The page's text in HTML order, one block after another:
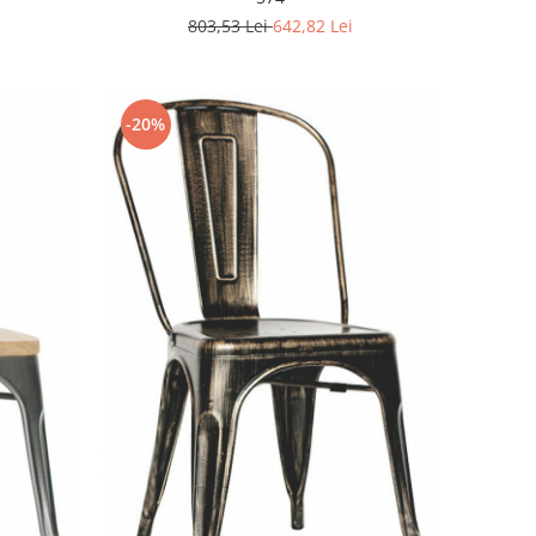
803,53 Lei642,82 Lei
-20%